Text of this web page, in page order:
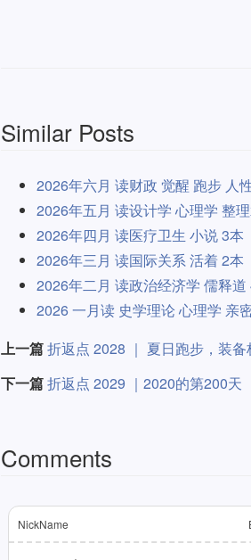
Similar Posts
2026年六月 读财政 觉醒 跑步 人
2026年五月 读设计学 心理学 整
2026年四月 读医疗卫生 小说 3本
2026年三月 读国际关系 活着 2本
2026年二月 读政治经济学 儒释道
2026 一月读 史学理论 心理学 亲
上一篇折返点 2028 ｜ 夏日跑步，装备
下一篇折返点 2029 ｜2020的第200天
Comments
NickName